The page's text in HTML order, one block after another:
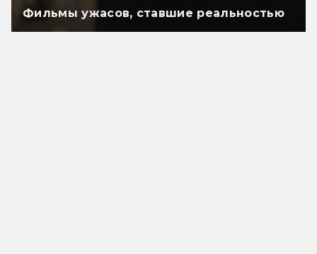
Фильмы ужасов, ставшие реальностью